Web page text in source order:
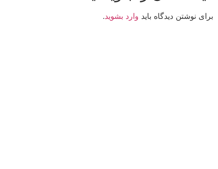
برای نوشتن دیدگاه باید وارد بشوید.